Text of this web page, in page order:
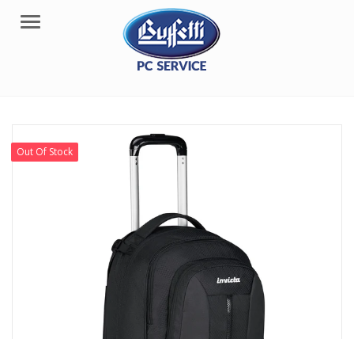
Menu
Out Of Stock